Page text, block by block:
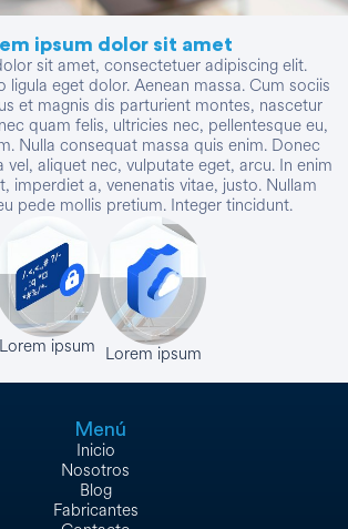
ipsum dolor sit amet
sit amet, consectetuer adipiscing elit.
eget dolor. Aenean massa. Cum sociis
et magnis dis parturient montes, nascetur
quam felis, ultricies nec, pellentesque eu,
Nulla consequat massa quis enim. Donec
vel, aliquet nec, vulputate eget, arcu. In enim
imperdiet a, venenatis vitae, justo. Nullam
pede mollis pretium. Integer tincidunt.
Lorem ipsum Lorem ipsum
Menú
Inicio
Nosotros
Blog
Fabricantes